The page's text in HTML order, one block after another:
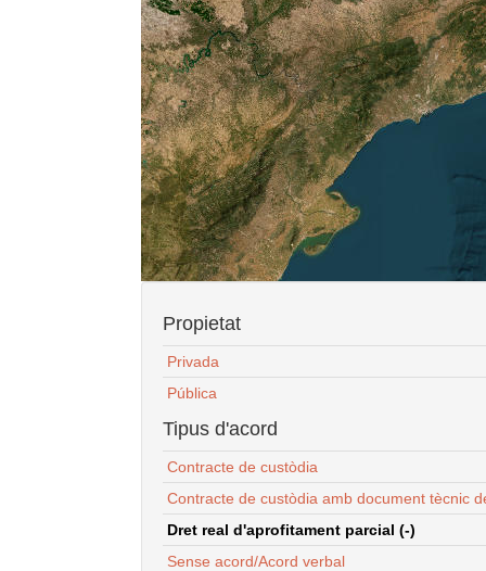
Propietat
Privada
Pública
Tipus d'acord
Contracte de custòdia
Contracte de custòdia amb document tècnic
Dret real d'aprofitament parcial (-)
Sense acord/Acord verbal